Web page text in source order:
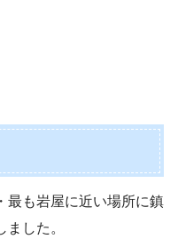
最も岩屋に近い場所に鎮
した。